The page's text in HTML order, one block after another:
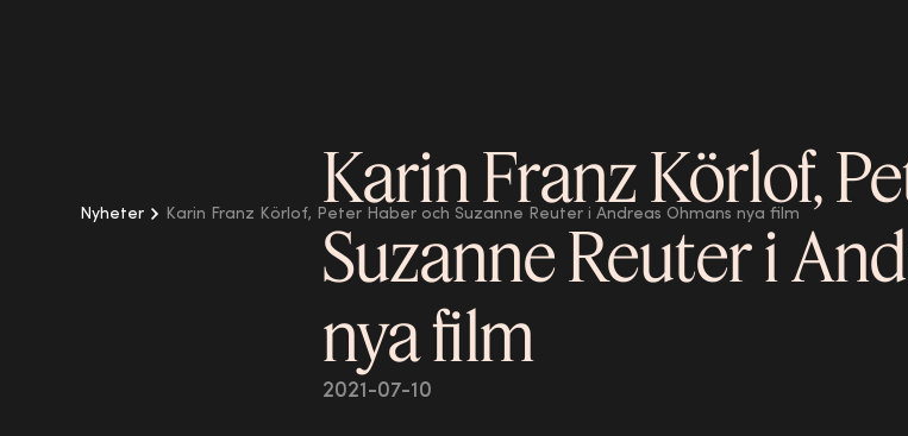
Nyheter Karin Franz Körlof, Peter Haber och Suzanne Reuter i Andreas Öhmans nya film
Karin Franz Körlof,
Suzanne Reuter i
nya film
2021-07-10